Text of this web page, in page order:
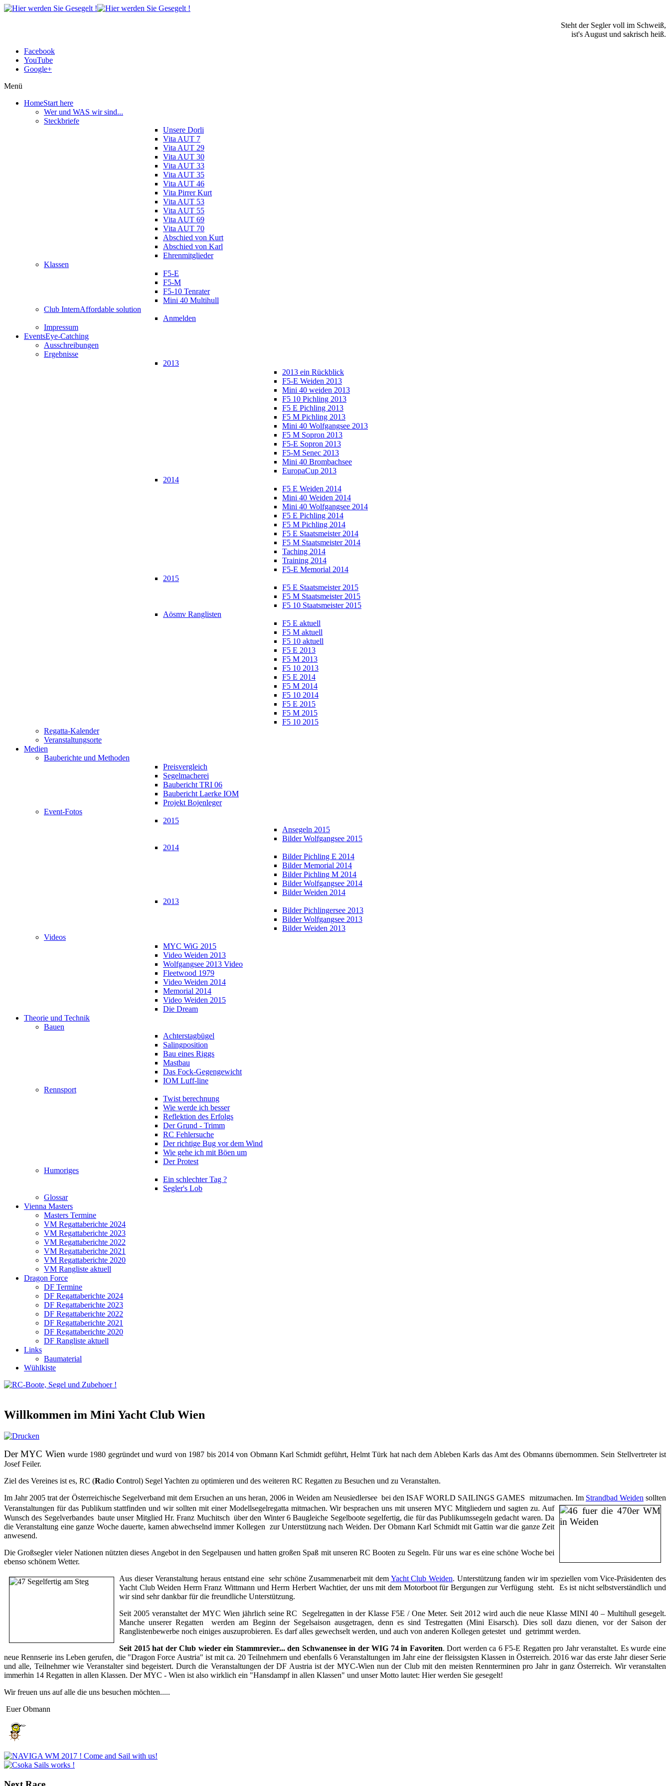
Steht der Segler voll im Schweiß,
ist's August und sakrisch heiß.
Facebook
YouTube
Google+
Menü
HomeStart here
Wer und WAS wir sind...
Steckbriefe
Unsere Dorli
Vita AUT 7
Vita AUT 29
Vita AUT 30
Vita AUT 33
Vita AUT 35
Vita AUT 46
Vita Pirrer Kurt
Vita AUT 53
Vita AUT 55
Vita AUT 69
Vita AUT 70
Abschied von Kurt
Abschied von Karl
Ehrenmitglieder
Klassen
F5-E
F5-M
F5-10 Tenrater
Mini 40 Multihull
Club InternAffordable solution
Anmelden
Impressum
EventsEye-Catching
Ausschreibungen
Ergebnisse
2013
2013 ein Rückblick
F5-E Weiden 2013
Mini 40 weiden 2013
F5 10 Pichling 2013
F5 E Pichling 2013
F5 M Pichling 2013
Mini 40 Wolfgangsee 2013
F5 M Sopron 2013
F5-E Sopron 2013
F5-M Senec 2013
Mini 40 Brombachsee
EuropaCup 2013
2014
F5 E Weiden 2014
Mini 40 Weiden 2014
Mini 40 Wolfgangsee 2014
F5 E Pichling 2014
F5 M Pichling 2014
F5 E Staatsmeister 2014
F5 M Staatsmeister 2014
Taching 2014
Training 2014
F5-E Memorial 2014
2015
F5 E Staatsmeister 2015
F5 M Staatsmeister 2015
F5 10 Staatsmeister 2015
Aösmv Ranglisten
F5 E aktuell
F5 M aktuell
F5 10 aktuell
F5 E 2013
F5 M 2013
F5 10 2013
F5 E 2014
F5 M 2014
F5 10 2014
F5 E 2015
F5 M 2015
F5 10 2015
Regatta-Kalender
Veranstaltungsorte
Medien
Bauberichte und Methoden
Preisvergleich
Segelmacherei
Baubericht TRI 06
Baubericht Laerke IOM
Projekt Bojenleger
Event-Fotos
2015
Ansegeln 2015
Bilder Wolfgangsee 2015
2014
Bilder Pichling E 2014
Bilder Memorial 2014
Bilder Pichling M 2014
Bilder Wolfgangsee 2014
Bilder Weiden 2014
2013
Bilder Pichlingersee 2013
Bilder Wolfgangsee 2013
Bilder Weiden 2013
Videos
MYC WiG 2015
Video Weiden 2013
Wolfgangsee 2013 Video
Fleetwood 1979
Video Weiden 2014
Memorial 2014
Video Weiden 2015
Die Dream
Theorie und Technik
Bauen
Achterstagbügel
Salingposition
Bau eines Riggs
Mastbau
Das Fock-Gegengewicht
IOM Luff-line
Rennsport
Twist berechnung
Wie werde ich besser
Reflektion des Erfolgs
Der Grund - Trimm
RC Fehlersuche
Der richtige Bug vor dem Wind
Wie gehe ich mit Böen um
Der Protest
Humoriges
Ein schlechter Tag ?
Segler's Lob
Glossar
Vienna Masters
Masters Termine
VM Regattaberichte 2024
VM Regattaberichte 2023
VM Regattaberichte 2022
VM Regattaberichte 2021
VM Regattaberichte 2020
VM Rangliste aktuell
Dragon Force
DF Termine
DF Regattaberichte 2024
DF Regattaberichte 2023
DF Regattaberichte 2022
DF Regattaberichte 2021
DF Regattaberichte 2020
DF Rangliste aktuell
Links
Baumaterial
Wühlkiste
Willkommen im Mini Yacht Club Wien
Der MYC Wienwurde 1980 gegründet und wurd von 1987 bis 2014 von Obmann Karl Schmidt geführt, Helmt Türk hat nach dem Ableben Karls das Amt des Obmanns übernommen. Sein Stellvertreter ist
Josef Feiler.
Ziel des Vereines ist es, RC (Radio Control) Segel Yachten zu optimieren und des weiteren RC Regatten zu Besuchen und zu Veranstalten.
Im Jahr 2005 trat der Österreichische Segelverband mit dem Ersuchen an uns heran, 2006 in Weiden am Neusiedlersee bei den ISAF WORLD SAILINGS GAMES mitzumachen. Im Strandbad Weiden sollten
Veranstaltungen für das Publikum stattfinden und wir sollten mit einer Modellsegelregatta mitmachen. Wir besprachen uns mit unseren MYC Mitgliedern und sagten zu. Auf
Wunsch des Segelverbandes baute unser Mitglied Hr. Franz Muchitsch über den Winter 6 Baugleiche Segelboote segelfertig, die für das Publikumssegeln gedacht waren. Da
die Veranstaltung eine ganze Woche dauerte, kamen abwechselnd immer Kollegen zur Unterstützung nach Weiden. Der Obmann Karl Schmidt mit Gattin war die ganze Zeit
anwesend.
Die Großsegler vieler Nationen nützten dieses Angebot in den Segelpausen und hatten großen Spaß mit unseren RC Booten zu Segeln. Für uns war es eine schöne Woche bei
ebenso schönem Wetter.
Aus dieser Veranstaltung heraus entstand eine sehr schöne Zusammenarbeit mit dem Yacht Club Weiden. Unterstützung fanden wir im speziellen vom Vice-Präsidenten des
Yacht Club Weiden Herrn Franz Wittmann und Herrn Herbert Wachtier, der uns mit dem Motorboot für Bergungen zur Verfügung steht. Es ist nicht selbstverständlich und
wir sind sehr dankbar für die freundliche Unterstützung.
Seit 2005 veranstaltet der MYC Wien jährlich seine RC Segelregatten in der Klasse F5E / One Meter. Seit 2012 wird auch die neue Klasse MINI 40 – Multihull gesegelt.
Manche unserer Regatten werden am Beginn der Segelsaison ausgetragen, denn es sind Testregatten (Mini Eisarsch). Dies soll dazu dienen, vor der Saison der
Ranglistenbewerbe noch einiges auszuprobieren. Es darf alles gewechselt werden, und auch von anderen Kollegen getestet und getrimmt werden.
Seit 2015 hat der Club wieder ein Stammrevier... den Schwanensee in der WIG 74 in Favoriten. Dort werden ca 6 F5-E Regatten pro Jahr veranstaltet. Es wurde eine
neue Rennserie ins Leben gerufen, die "Dragon Force Austria" ist mit ca. 20 Teilnehmern und ebenfalls 6 Veranstaltungen im Jahr eine der fleissigsten Klassen in Österreich. 2016 war das erste Jahr dieser Serie
und alle, Teilnehmer wie Veranstalter sind begeistert. Durch die Veranstaltungen der DF Austria ist der MYC-Wien nun der Club mit den meisten Rennterminen pro Jahr in ganz Österreich. Wir veranstalten
immerhin 14 Regatten in allen Klassen. Der MYC - Wien ist also wirklich ein "Hansdampf in allen Klassen" und unser Motto lautet: Hier werden Sie gesegelt!
Wir freuen uns auf alle die uns besuchen möchten.....
Euer Obmann